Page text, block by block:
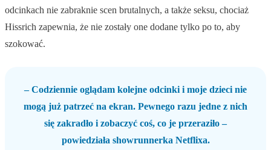
odcinkach nie zabraknie scen brutalnych, a także seksu, chociaż
Hissrich zapewnia, że nie zostały one dodane tylko po to, aby
szokować.
– Codziennie oglądam kolejne odcinki i moje dzieci nie
mogą już patrzeć na ekran. Pewnego razu jedne z nich
się zakradło i zobaczyć coś, co je przeraziło –
powiedziała showrunnerka Netflixa.